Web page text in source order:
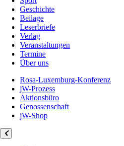
Geschichte
Beilage
Leserbriefe
Verlag
Veranstaltungen
Termine
Über uns
Rosa-Luxemburg-Konferenz
jW-Prozess
Aktionsbüro
Genossenschaft
jW-Shop